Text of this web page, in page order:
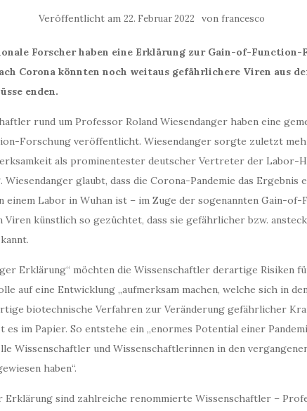
Veröffentlicht am 22. Februar 2022 von francesco
Forscher haben eine Erklärung zur Gain-of-Function-
Corona könnten noch weitaus gefährlichere Viren aus
enden.
rund um Professor Roland Wiesendanger haben eine
Forschung veröffentlicht. Wiesendanger sorgte zuletzt
als prominentester deutscher Vertreter der Labor-
glaubt, dass die Corona-Pandemie das Ergebnis
einem Labor in Wuhan ist – im Zuge der sogenannten Gain-of-
Viren künstlich so gezüchtet, dass sie gefährlicher bzw.
Erklärung“ möchten die Wissenschaftler derartige Risiken
auf eine Entwicklung „aufmerksam machen, welche sich in
biotechnische Verfahren zur Veränderung gefährlicher
es im Papier. So entstehe ein „enormes Potential einer
Wissenschaftler und Wissenschaftlerinnen in den
haben“.
sind zahlreiche renommierte Wissenschaftler –